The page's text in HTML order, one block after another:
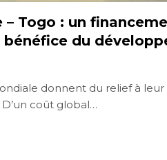
– Togo : un
bénéfice du
donnent du relief à
coût global…